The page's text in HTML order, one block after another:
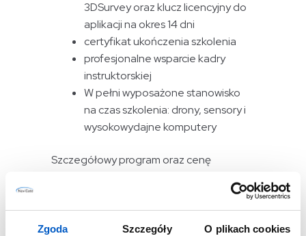
Zgoda Szczegóły O plikach cookies
3DSurvey oraz klucz licencyjny do
aplikacji na okres 14 dni
certyfikat ukończenia szkolenia
profesjonalne wsparcie kadry
instruktorskiej
W pełni wyposażone stanowisko
na czas szkolenia: drony, sensory i
wysokowydajne komputery
Szczegółowy program oraz cenę
internetowej Ośrodka Szkoleniowego
NaviGate. W swojejofercie
posiadamy